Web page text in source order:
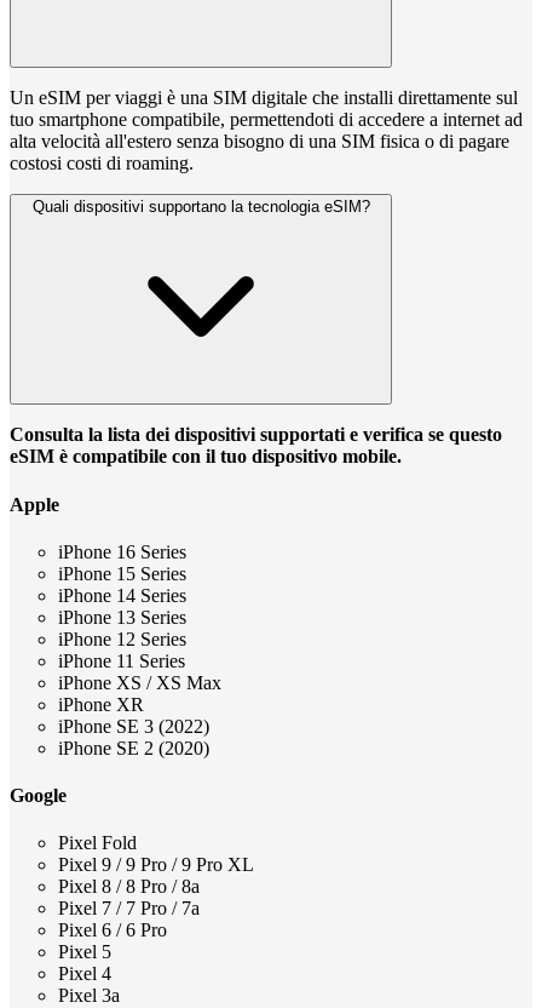
Un eSIM per viaggi è una SIM digitale che installi direttamente sul
tuo smartphone compatibile, permettendoti di accedere a internet ad
alta velocità all'estero senza bisogno di una SIM fisica o di pagare
costosi costi di roaming.
Quali dispositivi supportano la tecnologia eSIM?
Consulta la lista dei dispositivi supportati e verifica se questo
eSIM è compatibile con il tuo dispositivo mobile.
Apple
iPhone 16 Series
iPhone 15 Series
iPhone 14 Series
iPhone 13 Series
iPhone 12 Series
iPhone 11 Series
iPhone XS / XS Max
iPhone XR
iPhone SE 3 (2022)
iPhone SE 2 (2020)
Google
Pixel Fold
Pixel 9 / 9 Pro / 9 Pro XL
Pixel 8 / 8 Pro / 8a
Pixel 7 / 7 Pro / 7a
Pixel 6 / 6 Pro
Pixel 5
Pixel 4
Pixel 3a